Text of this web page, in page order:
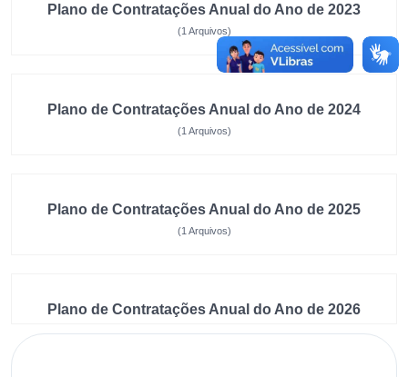
Plano de Contratações Anual do Ano de 2023
(1 Arquivos)
Plano de Contratações Anual do Ano de 2024
(1 Arquivos)
Plano de Contratações Anual do Ano de 2025
(1 Arquivos)
Plano de Contratações Anual do Ano de 2026